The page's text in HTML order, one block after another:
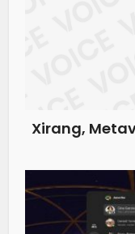
Xirang,